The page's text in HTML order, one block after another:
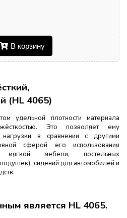
В корзину
(HL 4065)
удельной плотности материала
Это позволяет ему
в сравнении с другими
сферой его использования
мягкой мебели, постельных
сидений для автомобилей и
является HL 4065.